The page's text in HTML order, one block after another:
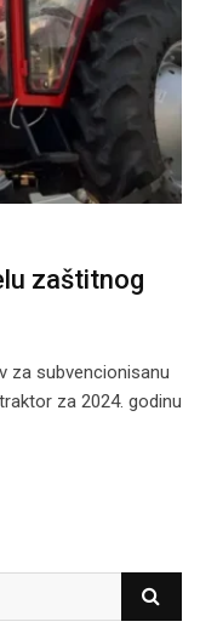
zaštitnog
za subvencionisanu
za 2024. godinu